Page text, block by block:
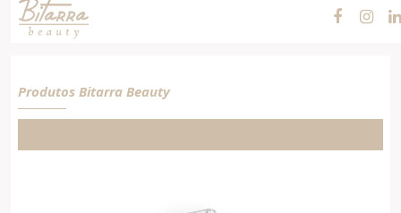
N°50
Produtos Bitarra Beauty